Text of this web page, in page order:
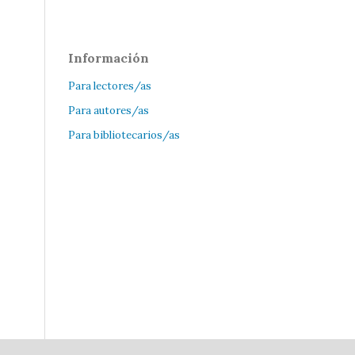
Información
Para lectores/as
Para autores/as
Para bibliotecarios/as